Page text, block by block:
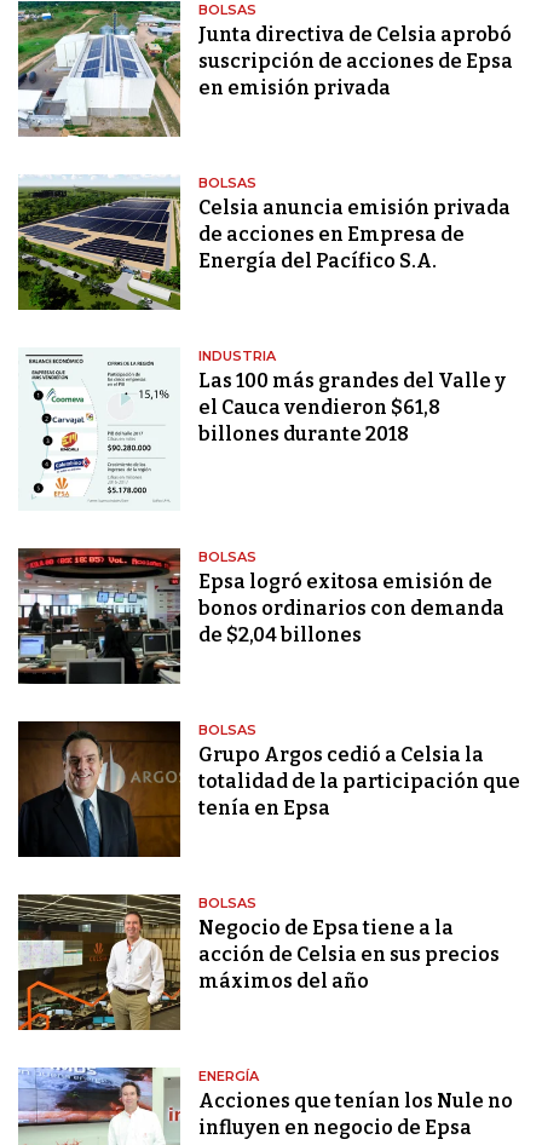
BOLSAS
Junta directiva de Celsia aprobó
suscripción de acciones de Epsa
en emisión privada
BOLSAS
Celsia anuncia emisión privada
de acciones en Empresa de
Energía del Pacífico S.A.
INDUSTRIA
Las 100 más grandes del Valle y
el Cauca vendieron $61,8
billones durante 2018
BOLSAS
Epsa logró exitosa emisión de
bonos ordinarios con demanda
de $2,04 billones
BOLSAS
Grupo Argos cedió a Celsia la
totalidad de la participación que
tenía en Epsa
BOLSAS
Negocio de Epsa tiene a la
acción de Celsia en sus precios
máximos del año
ENERGÍA
Acciones que tenían los Nule no
influyen en negocio de Epsa